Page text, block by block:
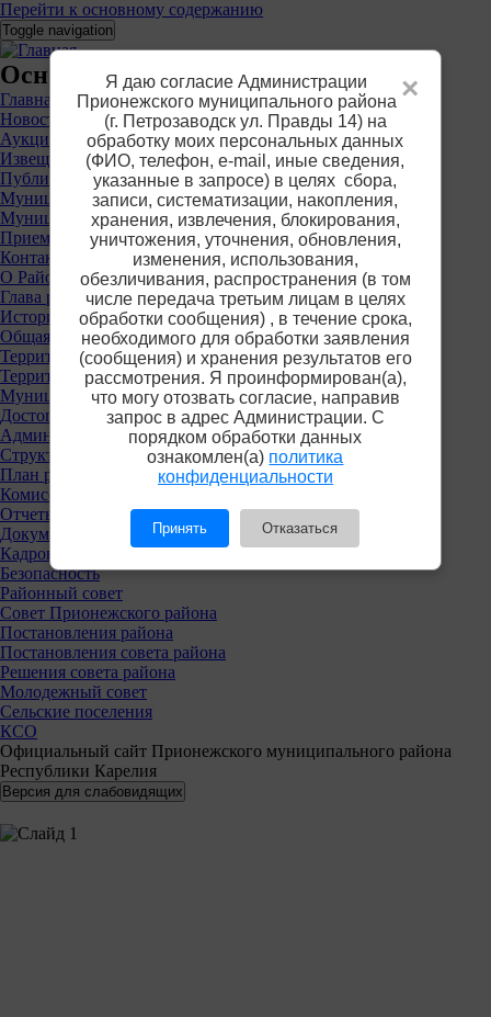
Перейти к основному содержанию
Toggle navigation
×
Я даю согласие Администрации
Прионежского муниципального района
(г. Петрозаводск ул. Правды 14) на
обработку моих персональных данных
(ФИО, телефон, е-mail, иные сведения,
указанные в запросе) в целях сбора,
записи, систематизации, накопления,
хранения, извлечения, блокирования,
уничтожения, уточнения, обновления,
изменения, использования,
обезличивания, распространения (в том
числе передача третьим лицам в целях
обработки сообщения) , в течение срока,
необходимого для обработки заявления
(сообщения) и хранения результатов его
рассмотрения. Я проинформирован(а),
что могу отозвать согласие, направив
запрос в адрес Администрации. С
порядком обработки данных
ознакомлен(а) политика
конфиденциальности
Принять Отказаться
Основное меню
Главная
Новости
Аукционы
Извещения о предоставлении участков
Публичные слушания
Муниципальные услуги
Муниципальный контроль
Приемная
Контакты
О Районе
Глава района
История
Общая информация
Территориальные органы власти
Территориальная избирательная комиссия
Муниципальные учреждения
Достопримечательности
Администрация района
Структура
План работы
Комиссии
Отчеты
Документы
Кадровая политика
Безопасность
Районный совет
Совет Прионежского района
Постановления района
Постановления совета района
Решения совета района
Молодежный совет
Сельские поселения
КСО
Официальный сайт Прионежского муниципального района
Республики Карелия